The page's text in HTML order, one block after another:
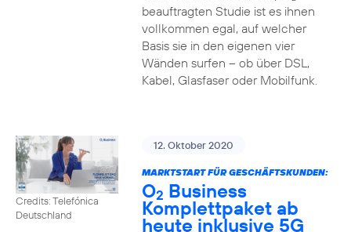
beauftragten Studie ist es ihnen
vollkommen egal, auf welcher
Basis sie in den eigenen vier
Wänden surfen – ob über DSL,
Kabel, Glasfaser oder Mobilfunk.
Credits: Telefónica
Deutschland
12. Oktober 2020
MARKTSTART FÜR GESCHÄFTSKUNDEN:
O2 Business
Komplettpaket ab
heute inklusive 5G